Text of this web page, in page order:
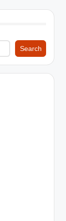
Search